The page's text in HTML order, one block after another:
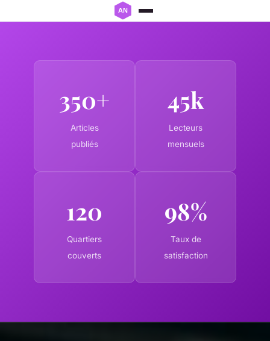
350+
Articles
publiés
45k
Lecteurs
mensuels
120
Quartiers
couverts
98%
Taux de
satisfaction